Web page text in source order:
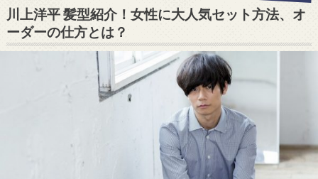
川上洋平 髪型紹介！女性に大人気セット方法、オ
ーダーの仕方とは？